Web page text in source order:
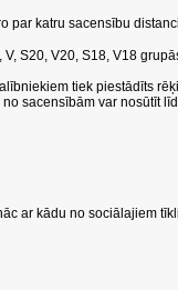
par katru sacensību
V, S20, V20, S18, V18
tiek piestādīts
sacensībām var nosūtīt
ar kādu no sociālajiem